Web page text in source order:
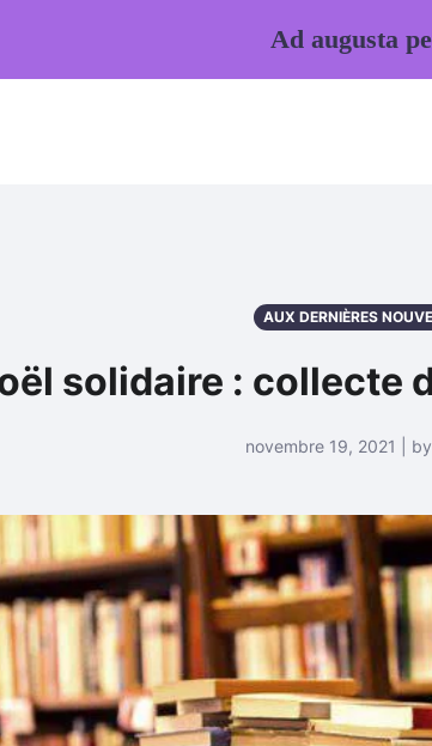
AUX DERNIÈRES
solidaire : collecte
novembre 19, 2021 |
Ad augusta